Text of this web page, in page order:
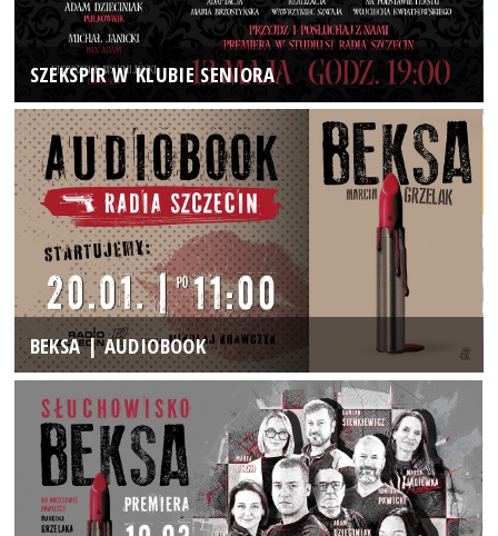
SZEKSPIR W KLUBIE SENIORA
BEKSA | AUDIOBOOK